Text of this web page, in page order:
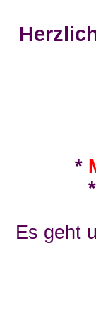
*
*
Es geht